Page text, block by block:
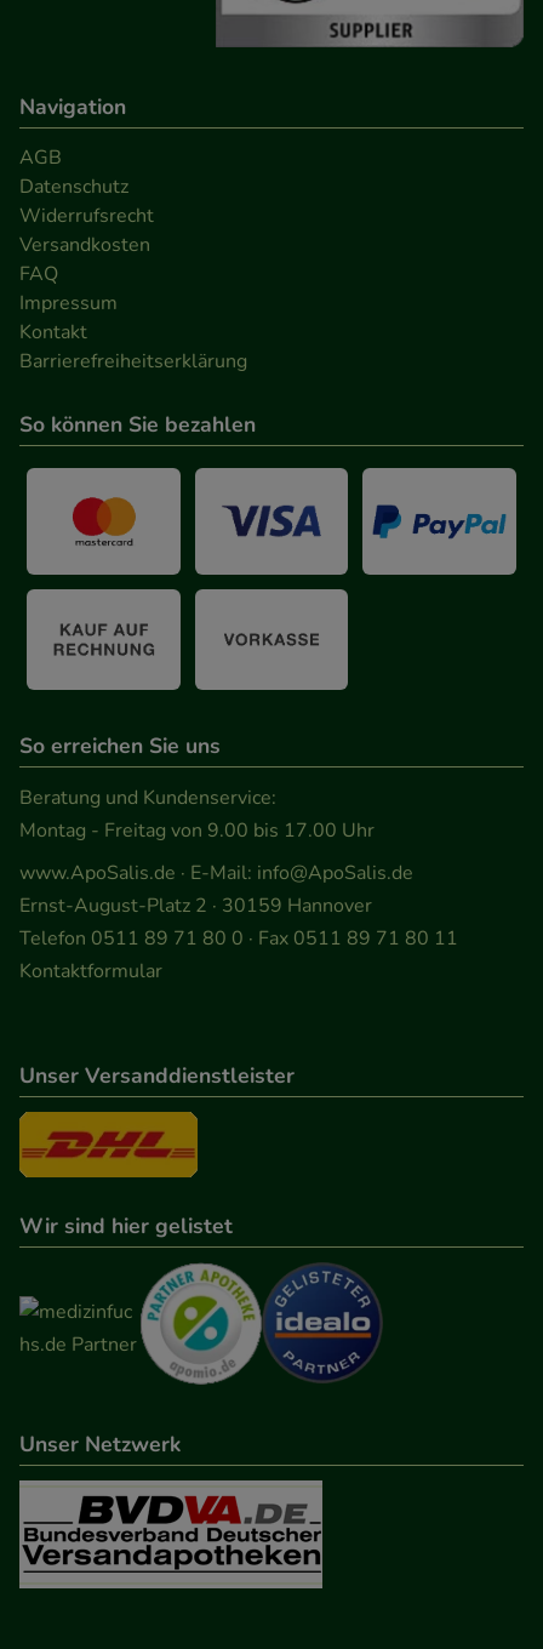
unsere Website weiter für Sie optimieren können,
Werbung auf Drittseiten möglichst relevant für Sie
zu gestalten. Bitte beachten Sie, dass Daten hierfür
teilweise an Dritte wie z.B. Google oder soziale
Medien übertragen werden.
Navigation
AGB
Datenschutz
Widerrufsrecht
Versandkosten
FAQ
Impressum
Kontakt
Barrierefreiheitserklärung
So können Sie bezahlen
So erreichen Sie uns
Beratung und Kundenservice:
Montag - Freitag von 9.00 bis 17.00 Uhr
www.ApoSalis.de · E-Mail: info@ApoSalis.de
Ernst-August-Platz 2 · 30159 Hannover
Telefon 0511 89 71 80 0 · Fax 0511 89 71 80 11
Kontaktformular
Unser Versanddienstleister
Wir sind hier gelistet
Unser Netzwerk